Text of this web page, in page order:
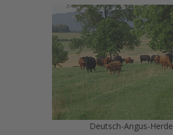
Deutsch-Angus-Herde